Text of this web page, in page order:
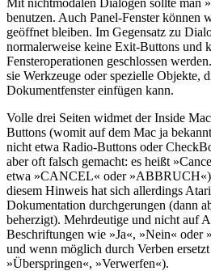
benutzen. Auch Panel-Fenster können
geöffnet bleiben. Im Gegensatz zu
normalerweise keine Exit-Buttons und
Fensteroperationen geschlossen
sie Werkzeuge oder spezielle Objekte,
Dokumentfenster einfügen kann.
Volle drei Seiten widmet der Inside
Buttons (womit auf dem Mac ja
nicht etwa Radio-Buttons oder
aber oft falsch gemacht: es heißt
etwa »CANCEL« oder
diesem Hinweis hat sich allerdings
Dokumentation durchgerungen (dann
beherzigt). Mehrdeutige und nicht auf
Beschriftungen wie »Ja«, »Nein« oder
und wenn möglich durch Verben
»Überspringen«, »Verwerfen«).